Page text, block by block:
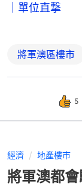
｜單位直撃
將軍澳區樓市
5
經濟 地產樓市
將軍澳都